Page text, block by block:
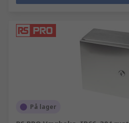
På lager